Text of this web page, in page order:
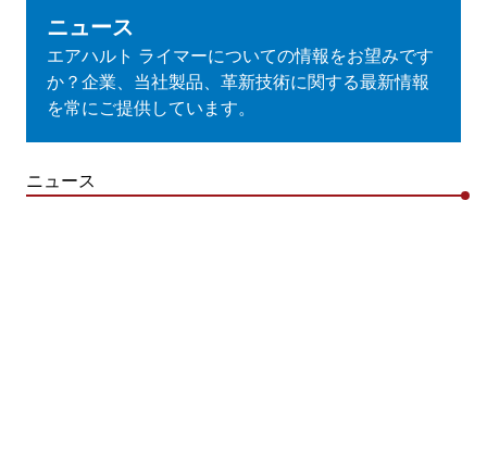
ニュース
エアハルト ライマーについての情報をお望みです
か？企業、当社製品、革新技術に関する最新情報
を常にご提供しています。
ニュース